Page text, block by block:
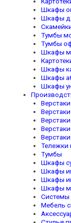
Шкафы
Шкафы
Тумбы
Тумбы
Шкафы
Шкафы
Шкафы
Шкафы
Верстаки
Тележки
Тумбы
Шкафы
Шкафы
Шкафы
Шкафы
Системы
Мебель